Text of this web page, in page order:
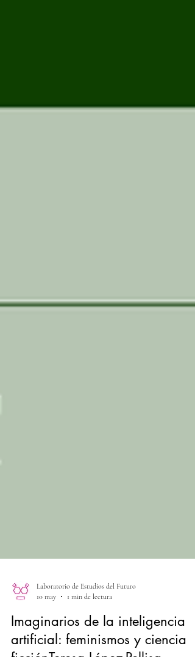
Laboratorio de Estudios del Futuro
10 may
1 min de lectura
Imaginarios de la inteligencia